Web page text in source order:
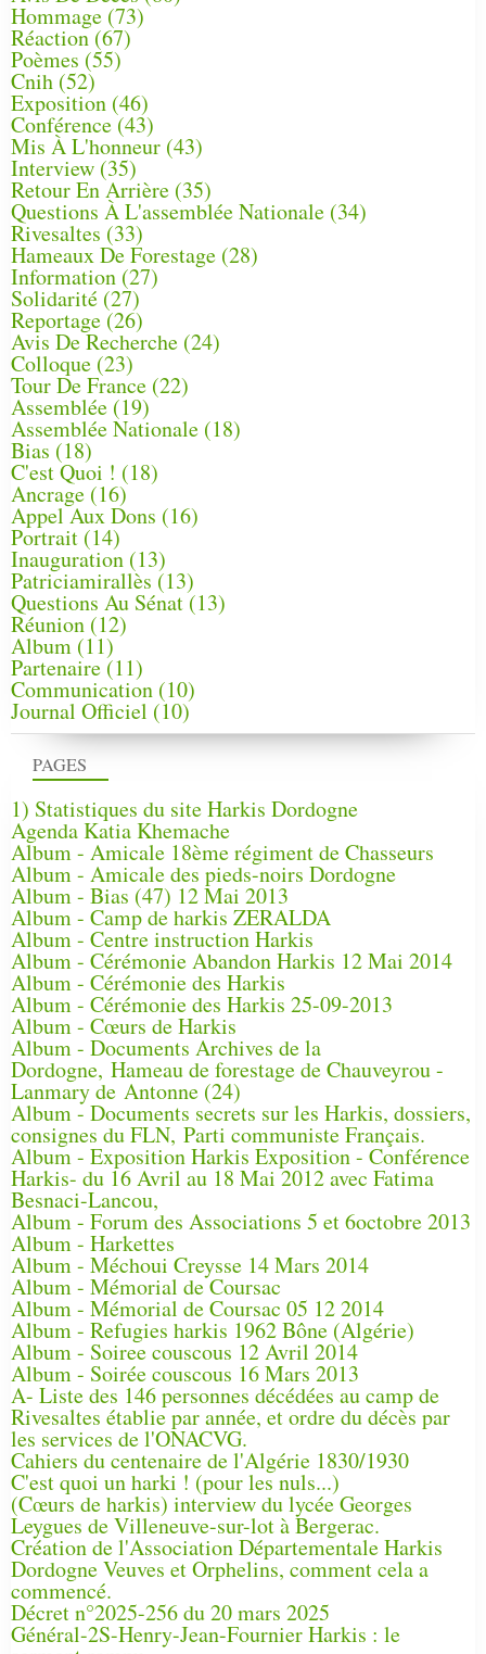
PAGES
1) Statistiques du site Harkis Dordogne
Agenda Katia Khemache
Album - Amicale 18ème régiment de Chasseurs
Album - Amicale des pieds-noirs Dordogne
Album - Bias (47) 12 Mai 2013
Album - Camp de harkis ZERALDA
Album - Centre instruction Harkis
Album - Cérémonie Abandon Harkis 12 Mai 2014
Album - Cérémonie des Harkis
Album - Cérémonie des Harkis 25-09-2013
Album - Cœurs de Harkis
Album - Documents Archives de la
Dordogne, Hameau de forestage de Chauveyrou -
Lanmary de Antonne (24)
Album - Documents secrets sur les Harkis, dossiers,
consignes du FLN, Parti communiste Français.
Album - Exposition Harkis Exposition - Conférence
Harkis- du 16 Avril au 18 Mai 2012 avec Fatima
Besnaci-Lancou,
Album - Forum des Associations 5 et 6octobre 2013
Album - Harkettes
Album - Méchoui Creysse 14 Mars 2014
Album - Mémorial de Coursac
Album - Mémorial de Coursac 05 12 2014
Album - Refugies harkis 1962 Bône (Algérie)
Album - Soiree couscous 12 Avril 2014
Album - Soirée couscous 16 Mars 2013
A- Liste des 146 personnes décédées au camp de
Rivesaltes établie par année, et ordre du décès par
les services de l'ONACVG.
Cahiers du centenaire de l'Algérie 1830/1930
C'est quoi un harki ! (pour les nuls...)
(Cœurs de harkis) interview du lycée Georges
Leygues de Villeneuve-sur-lot à Bergerac.
Création de l'Association Départementale Harkis
Dordogne Veuves et Orphelins, comment cela a
commencé.
Décret n°2025-256 du 20 mars 2025
Général-2S-Henry-Jean-Fournier Harkis : le
Hommage (73)
Réaction(67)
Poèmes (55)
Cnih (52)
Exposition (46)
Conférence(43)
Mis À L'honneur (43)
Interview (35)
Retour En Arrière (35)
Questions À L'assemblée Nationale (34)
Rivesaltes (33)
Hameaux De Forestage (28)
Information (27)
Solidarité (27)
Reportage(26)
Avis De Recherche (24)
Colloque (23)
Tour De France (22)
Assemblée (19)
Assemblée Nationale (18)
Bias (18)
C'est Quoi ! (18)
Ancrage (16)
Appel Aux Dons (16)
Portrait (14)
Inauguration (13)
Patriciamirallès (13)
Questions Au Sénat(13)
Réunion (12)
Album (11)
Partenaire(11)
Communication (10)
Journal Officiel (10)